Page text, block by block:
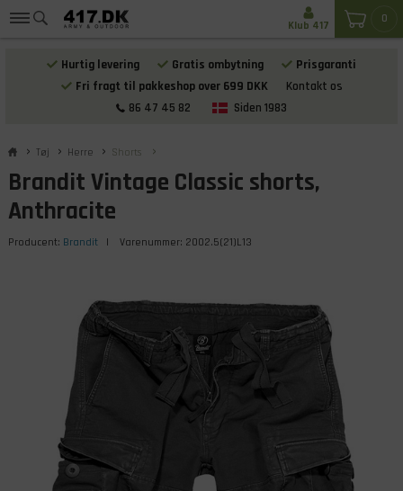
Hurtig levering Gratis ombytning
Prisgaranti
Fri fragt til pakkeshop over 699 DKK
Kontakt os
86 47 45 82
Siden 1983
0
Klub 417
Tøj Herre Shorts
Brandit Vintage Classic shorts,
Anthracite
Producent: Brandit | Varenummer: 2002.5(21)L13